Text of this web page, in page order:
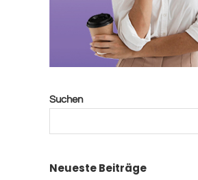
Suchen
Neueste Beiträge